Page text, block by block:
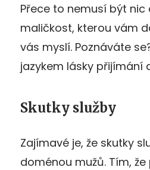
Přece to nemusí být nic
maličkost, kterou vám
vás myslí. Poznáváte
jazykem lásky přijímání
Skutky služby
Zajímavé je, že skutky
doménou mužů. Tím,